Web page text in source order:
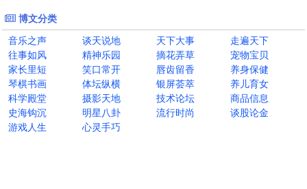
博文分类
音乐之声
谈天说地 天下大事
走遍天下
往事如风
精神乐园 摘花弄草
宠物宝贝
家长里短
笑口常开 唇齿留香
养身保健
琴棋书画
体坛纵横 银屏荟萃
养儿育女
科学殿堂
摄影天地 技术论坛
商品信息
史海钩沉
明星八卦 流行时尚
谈股论金
游戏人生
心灵手巧